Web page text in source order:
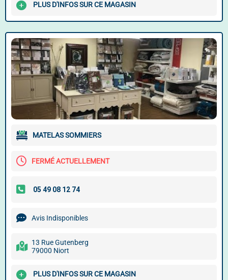
PLUS D'INFOS SUR CE MAGASIN
MATELAS SOMMIERS
FERMÉ ACTUELLEMENT
Avis Indisponibles
13 Rue Gutenberg
79000 Niort
PLUS D'INFOS SUR CE MAGASIN